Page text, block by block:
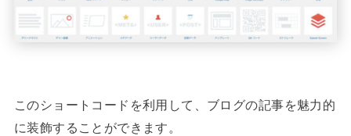
このショートコードを利用して、ブログの記事を魅力的
に装飾することができます。